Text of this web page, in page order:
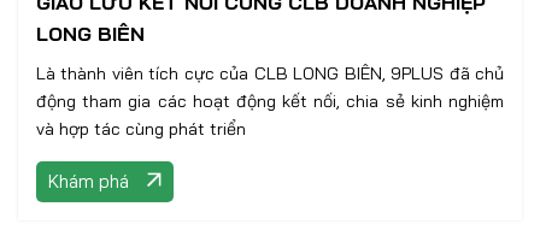
LONG BIÊN
Là thành viên tích cực của CLB LONG BIÊN, 9PLUS đã chủ
động tham gia các hoạt động kết nối, chia sẻ kinh nghiệm
và hợp tác cùng phát triển
Khám phá